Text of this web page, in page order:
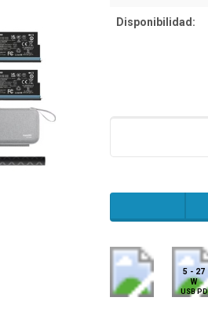
Disponibilidad:
5 - 27
W
USB PD